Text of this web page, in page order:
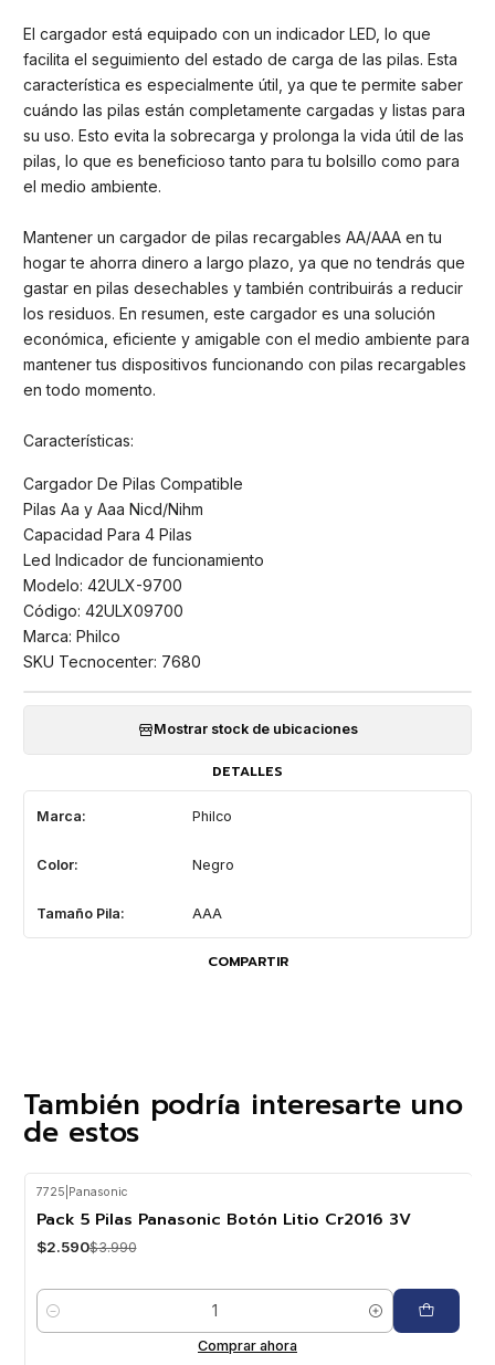
El cargador está equipado con un indicador LED, lo que
facilita el seguimiento del estado de carga de las pilas. Esta
característica es especialmente útil, ya que te permite saber
cuándo las pilas están completamente cargadas y listas para
su uso. Esto evita la sobrecarga y prolonga la vida útil de las
pilas, lo que es beneficioso tanto para tu bolsillo como para
el medio ambiente.
Mantener un cargador de pilas recargables AA/AAA en tu
hogar te ahorra dinero a largo plazo, ya que no tendrás que
gastar en pilas desechables y también contribuirás a reducir
los residuos. En resumen, este cargador es una solución
económica, eficiente y amigable con el medio ambiente para
mantener tus dispositivos funcionando con pilas recargables
en todo momento.
Características:
Cargador De Pilas Compatible
Pilas Aa y Aaa Nicd/Nihm
Capacidad Para 4 Pilas
Led Indicador de funcionamiento
Modelo: 42ULX-9700
Código: 42ULX09700
Marca: Philco
SKU Tecnocenter: 7680
Mostrar stock de ubicaciones
DETALLES
Marca: Philco
Color: Negro
Tamaño Pila: AAA
COMPARTIR
También podría interesarte uno
de estos
7725 Panasonic
Pack 5 Pilas Panasonic Botón Litio Cr2016 3V
$2.590$3.990
Cantidad
Comprar ahora